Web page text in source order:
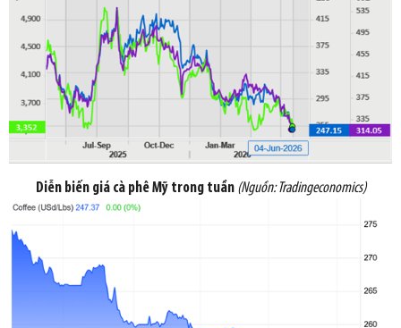
Diễn biến giá cà phê Mỹ trong tuần (Nguồn:Tradingeconomics)